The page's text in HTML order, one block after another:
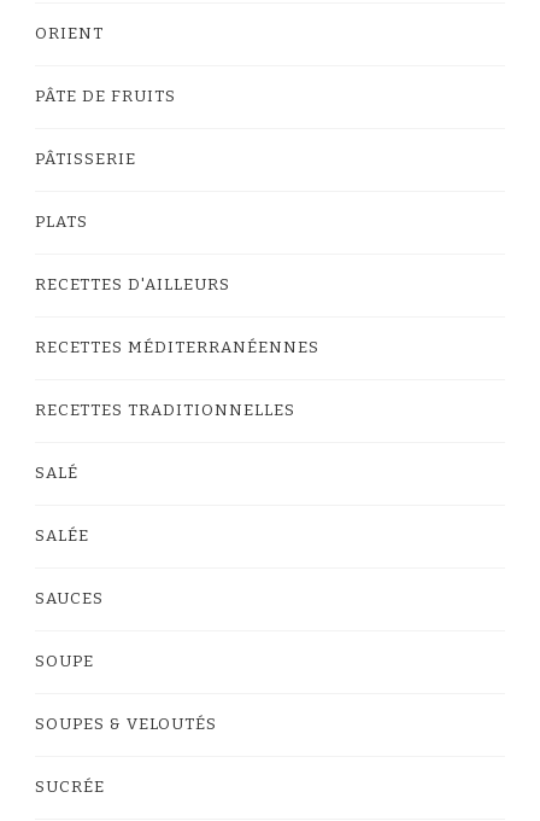
ORIENT
PÂTE DE FRUITS
PÂTISSERIE
PLATS
RECETTES D'AILLEURS
RECETTES MÉDITERRANÉENNES
RECETTES TRADITIONNELLES
SALÉ
SALÉE
SAUCES
SOUPE
SOUPES & VELOUTÉS
SUCRÉE